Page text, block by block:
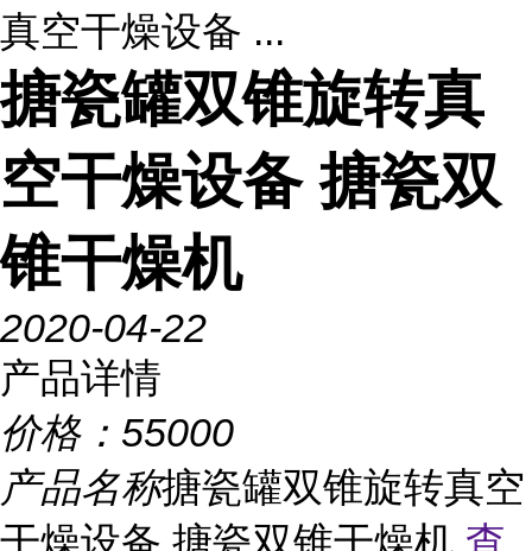
真空干燥设备 ...
搪瓷罐双锥旋转真
空干燥设备 搪瓷双
锥干燥机
2020-04-22
产品详情
价格： 55000
产品名称搪瓷罐双锥旋转真空
干燥设备 搪瓷双锥干燥机 查